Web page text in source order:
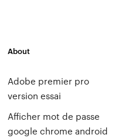
About
Adobe premier pro
version essai
Afficher mot de passe
google chrome android